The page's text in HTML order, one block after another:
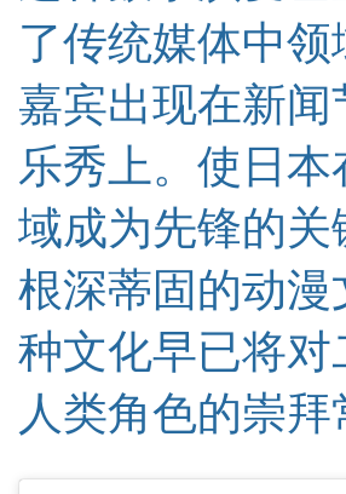
了传统媒体中领
嘉宾出现在新闻
乐秀上。使日本
域成为先锋的
根深蒂固的动
种文化早已将
人类角色的崇拜